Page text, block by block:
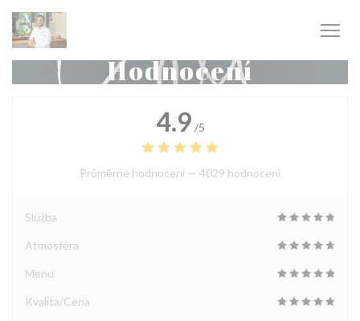
Panel pro správu cookies
Hodnocení
4.9 /5
Průměrné hodnocení — 4029 hodnoceni
Služba
Atmosféra
Menu
Kvalita/Cena